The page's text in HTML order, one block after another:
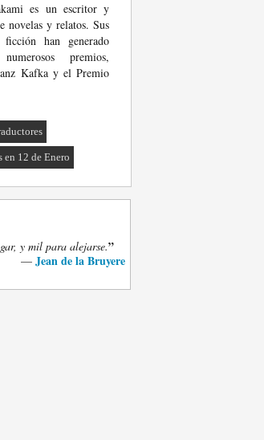
es un escritor y
novelas y relatos. Sus
han generado
premios,
Kafka y el Premio
en 12 de Enero
y mil para alejarse.”
— Jean de la Bruyere